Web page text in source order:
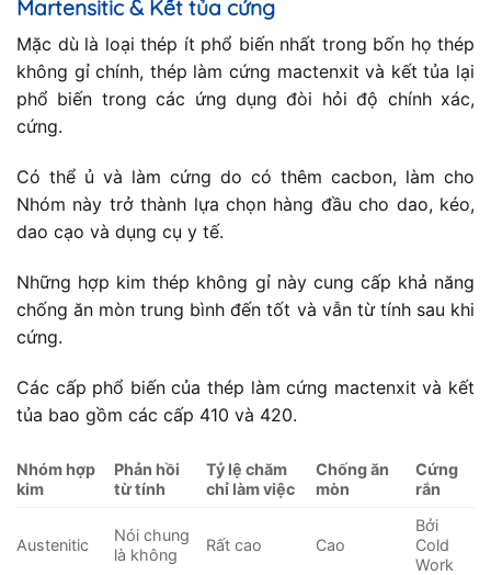
Martensitic & Kết tủa cứng
Mặc dù là loại thép ít phổ biến nhất trong bốn họ thép
không gỉ chính, thép làm cứng mactenxit và kết tủa lại
phổ biến trong các ứng dụng đòi hỏi độ chính xác,
cứng.
Có thể ủ và làm cứng do có thêm cacbon, làm cho
Nhóm này trở thành lựa chọn hàng đầu cho dao, kéo,
dao cạo và dụng cụ y tế.
Những hợp kim thép không gỉ này cung cấp khả năng
chống ăn mòn trung bình đến tốt và vẫn từ tính sau khi
cứng.
Các cấp phổ biến của thép làm cứng mactenxit và kết
tủa bao gồm các cấp 410 và 420.
Nhóm hợp
kim
Phản hồi
từ tính
Tỷ lệ chăm
chỉ làm việc
Chống ăn
mòn
Cứng
rắn
Austenitic
Nói chung
là không
Rất cao Cao
Bởi
Cold
Work